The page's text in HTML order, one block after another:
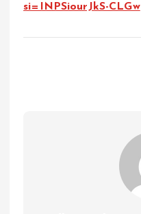
si=INPSiourJkS-CLGw